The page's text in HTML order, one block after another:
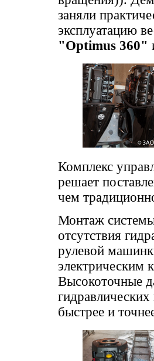
заняли
эксплуатацию
"Optimus 360"
Комплекс
решает
чем
Монтаж системы
отсутствия
рулевой
электрическим
Высокоточные
быстрее и